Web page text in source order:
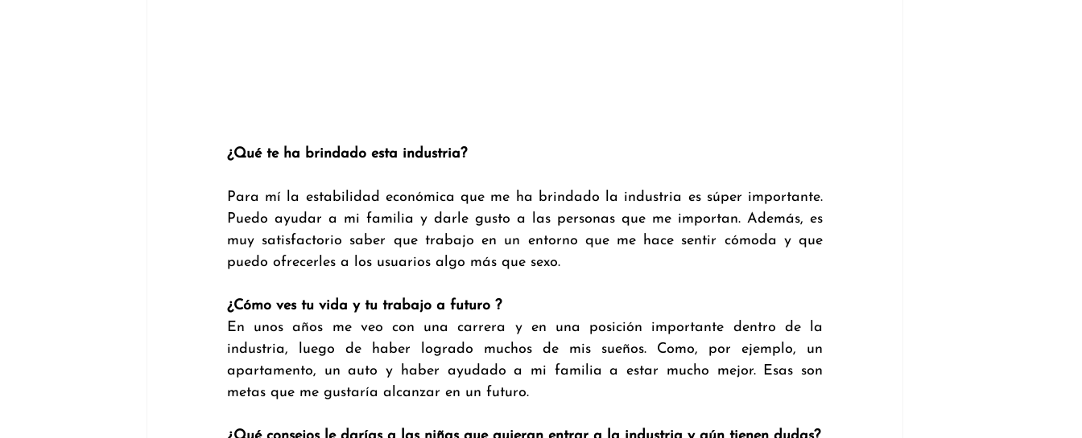
¿Qué te ha brindado esta industria?
Para mí la estabilidad económica que me ha brindado la industria es súper importante.
Puedo ayudar a mi familia y darle gusto a las personas que me importan. Además, es
muy satisfactorio saber que trabajo en un entorno que me hace sentir cómoda y que
puedo ofrecerles a los usuarios algo más que sexo.
¿Cómo ves tu vida y tu trabajo a futuro ?
En unos años me veo con una carrera y en una posición importante dentro de la
industria, luego de haber logrado muchos de mis sueños. Como, por ejemplo, un
apartamento, un auto y haber ayudado a mi familia a estar mucho mejor. Esas son
metas que me gustaría alcanzar en un futuro.